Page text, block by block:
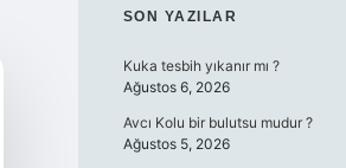
SIDEBAR
SON YAZILAR
Kuka tesbih yıkanır mı ?
Ağustos 6, 2026
Avcı Kolu bir bulutsu mudur ?
Ağustos 5, 2026